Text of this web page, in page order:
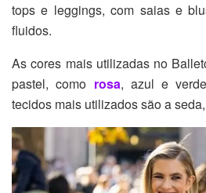
tops e leggings, com saias e
fluidos.
As cores mais utilizadas no
pastel, como rosa, azul e
tecidos mais utilizados são a